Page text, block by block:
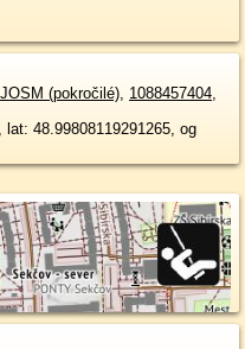
(pokročilé), 1088457404,
lat: 48.99808119291265, og